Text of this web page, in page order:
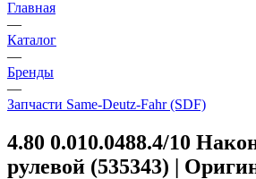
Главная
—
Каталог
—
Бренды
—
Запчасти Same-Deutz-Fahr (SDF)
4.80 0.010.0488.4/10
рулевой (535343) |